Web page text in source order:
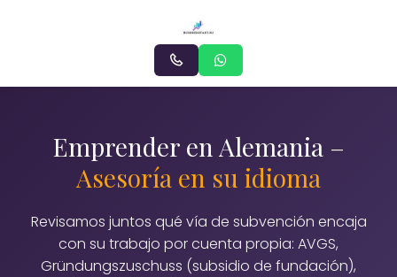
Emprender en Alemania –
Asesoría en su idioma
Revisamos juntos qué vía de subvención encaja
con su trabajo por cuenta propia: AVGS,
Gründungszuschuss (subsidio de fundación),